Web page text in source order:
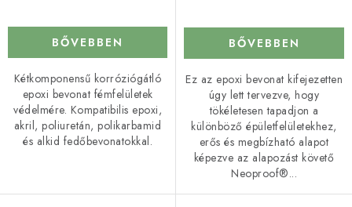
BŐVEBBEN
Kétkomponensű korróziógátló
epoxi bevonat fémfelületek
védelmére. Kompatibilis epoxi,
akril, poliuretán, polikarbamid
és alkid fedőbevonatokkal.
BŐVEBBEN
Ez az epoxi bevonat kifejezetten
úgy lett tervezve, hogy
tökéletesen tapadjon a
különböző épületfelületekhez,
erős és megbízható alapot
képezve az alapozást követő
Neoproof®...